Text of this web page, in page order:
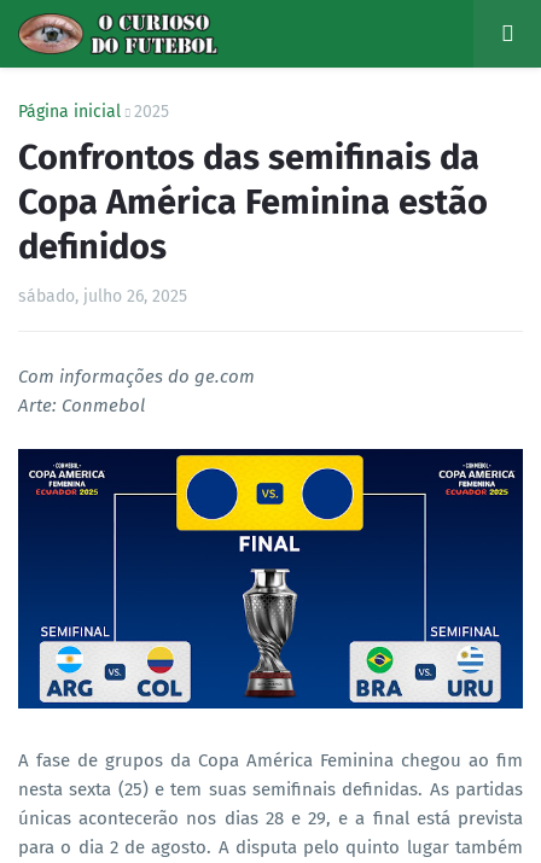
Página inicial 2025
Confrontos das semifinais da
Copa América Feminina estão
definidos
sábado, julho 26, 2025
Com informações do ge.com
Arte: Conmebol
A fase de grupos da Copa América Feminina chegou ao fim
nesta sexta (25) e tem suas semifinais definidas. As partidas
únicas acontecerão nos dias 28 e 29, e a final está prevista
para o dia 2 de agosto. A disputa pelo quinto lugar também